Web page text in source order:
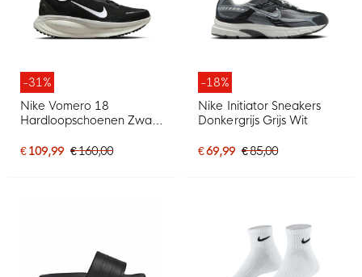
-31%
Nike Vomero 18
Hardloopschoenen Zwart
€ 109,99 € 160,00
-18%
Nike Initiator Sneakers
Donkergrijs Grijs Wit
€ 69,99 € 85,00